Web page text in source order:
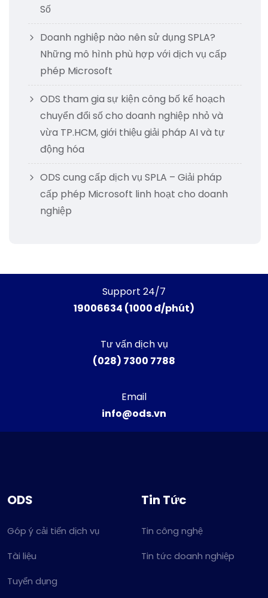
Số
Doanh nghiệp nào nên sử dụng SPLA?
Những mô hình phù hợp với dịch vụ cấp
phép Microsoft
ODS tham gia sự kiện công bố kế hoạch
chuyển đổi số cho doanh nghiệp nhỏ và
vừa TP.HCM, giới thiệu giải pháp AI và tự
động hóa
ODS cung cấp dịch vụ SPLA – Giải pháp
cấp phép Microsoft linh hoạt cho doanh
nghiệp
Support 24/7
19006634 (1000 đ/phút)
Tư vấn dịch vụ
(028) 7300 7788
Email
info@ods.vn
ODS
Góp ý cải tiến dịch vụ
Tài liệu
Tuyển dụng
Tin Tức
Tin công nghệ
Tin tức doanh nghiệp